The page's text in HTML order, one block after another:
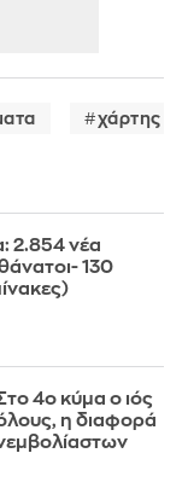
χάρτης
2.854 νέα
130
4ο κύμα ο ιός
η διαφορά